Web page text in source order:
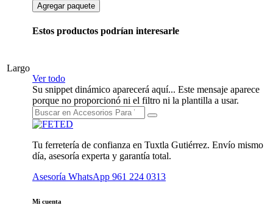
Largo
Agregar paquete
Estos productos podrían interesarle
Ver todo
Su snippet dinámico aparecerá aquí... Este mensaje aparece
porque no proporcionó ni el filtro ni la plantilla a usar.
Tu ferretería de confianza en Tuxtla Gutiérrez. Envío mismo
día, asesoría experta y garantía total.
Asesoría WhatsApp 961 224 0313
Mi cuenta